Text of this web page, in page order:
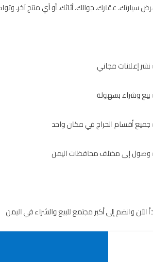
سيارتك، عقارك، جوالك، أثاثك، أو أي منتج
إعلانات مجاني
بيع وشراء بسهولة
جميع أقسام الحراج في مكان واحد
وصول إلى مختلف محافظات اليمن
الآن وانضم إلى أكبر مجتمع للبيع والشراء في اليمن